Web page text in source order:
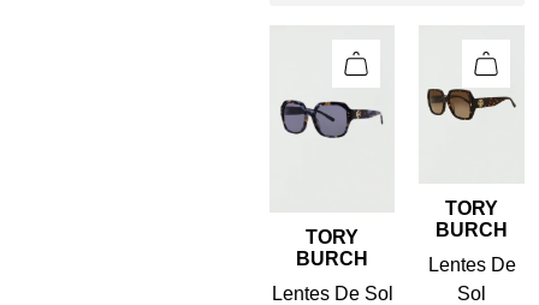
TORY
BURCH
Lentes De Sol
TORY
BURCH
Lentes De
Sol